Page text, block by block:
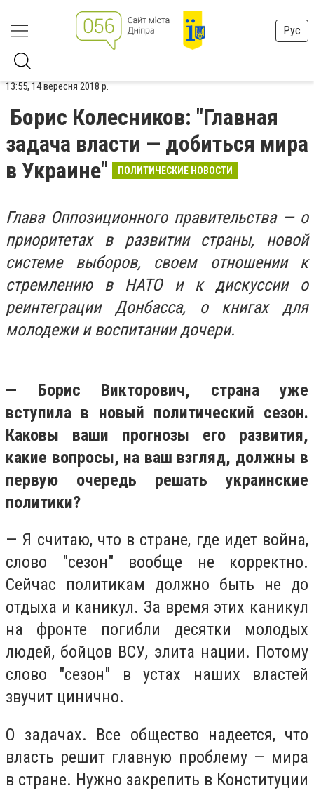
Рус
13:55, 14 вересня 2018 р.
Борис Колесников: "Главная
задача власти — добиться мира
в Украине"
ПОЛИТИЧЕСКИЕ НОВОСТИ
Глава Оппозиционного правительства — о
приоритетах в развитии страны, новой
системе выборов, своем отношении к
стремлению в НАТО и к дискуссии о
реинтеграции Донбасса, о книгах для
молодежи и воспитании дочери.
— Борис Викторович, страна уже
вступила в новый политический сезон.
Каковы ваши прогнозы его развития,
какие вопросы, на ваш взгляд, должны в
первую очередь решать украинские
политики?
— Я считаю, что в стране, где идет война,
слово "сезон" вообще не корректно.
Сейчас политикам должно быть не до
отдыха и каникул. За время этих каникул
на фронте погибли десятки молодых
людей, бойцов ВСУ, элита нации. Потому
слово "сезон" в устах наших властей
звучит цинично.
О задачах. Все общество надеется, что
власть решит главную проблему — мира
в стране. Нужно закрепить в Конституции